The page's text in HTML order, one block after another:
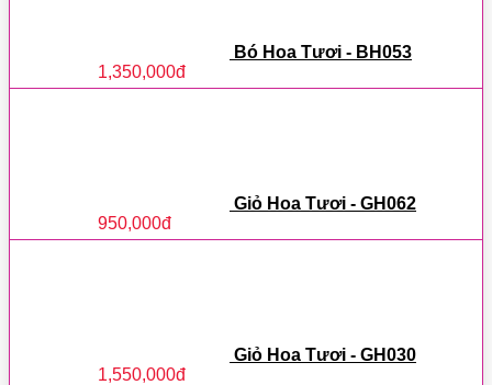
Bó Hoa Tươi - BH053
1,350,000đ
Giỏ Hoa Tươi - GH062
950,000đ
Giỏ Hoa Tươi - GH030
1,550,000đ